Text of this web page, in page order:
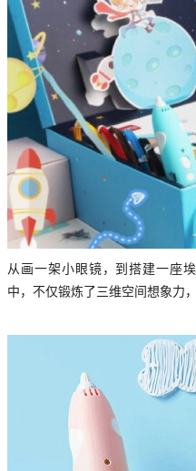
从画一架小眼镜，到搭建一座
中，不仅锻炼了三维空间想象力